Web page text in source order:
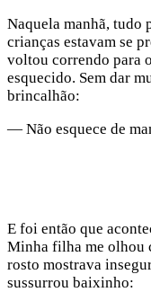
Naquela manhã, tudo
crianças estavam se
voltou correndo para
esquecido. Sem dar
brincalhão:
— Não esquece de
E foi então que
Minha filha me olhou
rosto mostrava
sussurrou baixinho: